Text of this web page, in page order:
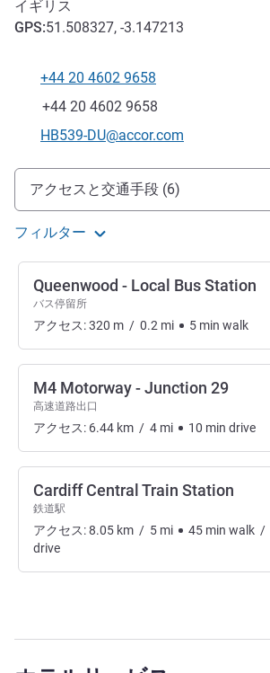
イギリス
GPS:51.508327, -3.147213
電話番号
+44 20 4602 9658
ファックス
+44 20 4602 9658
Eメール
HB539-DU@accor.com
アクセスと交通機関
アクセスと交通手段 (6)
フィルター
Queenwood - Local Bus Station
バス停留所
アクセス:320 m / 0.2 mi 5 min walk
M4 Motorway - Junction 29
高速道路出口
アクセス: 6.44 km / 4 mi 10 min drive
Cardiff Central Train Station
鉄道駅
アクセス:8.05 km / 5 mi 45 min walk /
drive